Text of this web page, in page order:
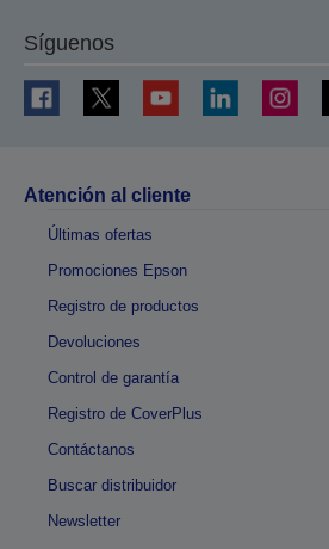
Síguenos
Atención al cliente
Últimas ofertas
Promociones Epson
Registro de productos
Devoluciones
Control de garantía
Registro de CoverPlus
Contáctanos
Buscar distribuidor
Newsletter